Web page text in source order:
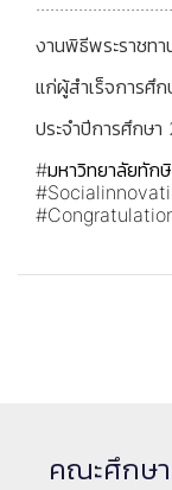
งานพิธีพระราชท
แก่ผู้สำเร็จการศึ
ประจำปีการศึกษ
#มหาวิทยาลัยทัก
คณะศึกษ